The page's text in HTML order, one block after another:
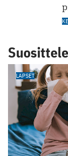
LAPSET